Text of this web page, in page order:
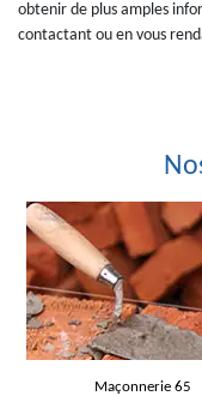
obtenir de plus amples
contactant ou en vous
Maçonnerie 65